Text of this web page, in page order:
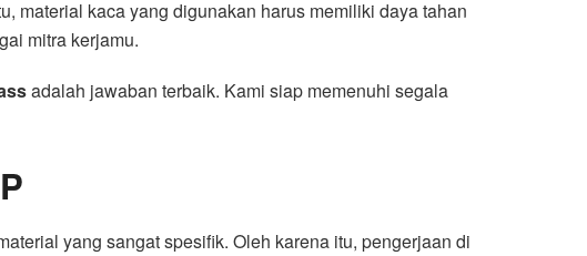
material kaca yang digunakan harus memiliki daya tahan
mitra kerjamu.
adalah jawaban terbaik. Kami siap memenuhi segala
yang sangat spesifik. Oleh karena itu, pengerjaan di